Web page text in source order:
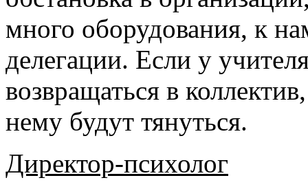
много оборудования, к
делегации. Если у
возвращаться в
нему будут тянуться.
Директор-психолог